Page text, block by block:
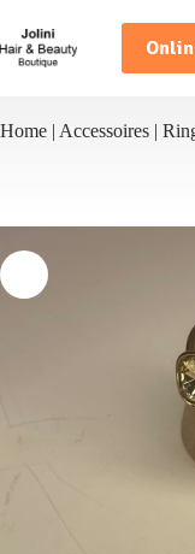
naar
de
inhoud
Home | Accessoires |